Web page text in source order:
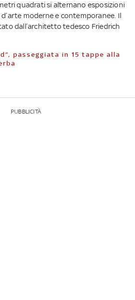
quadrati si alternano esposizioni
moderne e contemporanee. Il
dall’architetto tedesco Friedrich
PUBBLICITÀ